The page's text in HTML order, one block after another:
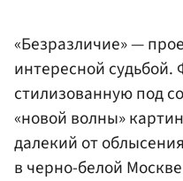
«Безразличие» —
интересной судьбой.
стилизованную под
«новой волны»
далекий от облысения
в черно-белой